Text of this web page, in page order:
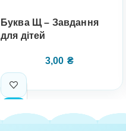
Буква Щ – Завдання
для дітей
3,00 ₴